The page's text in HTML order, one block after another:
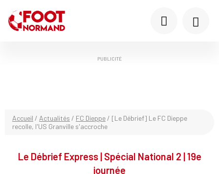
PUBLICITÉ
Accueil / Actualités / FC Dieppe / [Le Débrief] Le FC Dieppe
recolle, l'US Granville s'accroche
Le Débrief Express | Spécial National 2 | 19e
journée